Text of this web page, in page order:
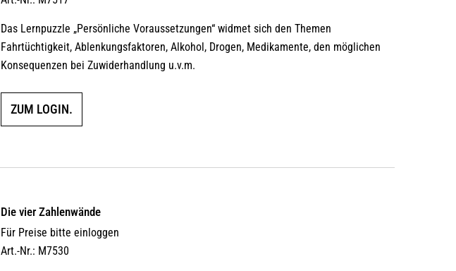
Das Lernpuzzle „Persönliche Voraussetzungen“ widmet sich den Themen
Fahrtüchtigkeit, Ablenkungsfaktoren, Alkohol, Drogen, Medikamente, den möglichen
Konsequenzen bei Zuwiderhandlung u.v.m.
ZUM LOGIN.
Die vier Zahlenwände
Für Preise bitte einloggen
Art.-Nr.: M7530